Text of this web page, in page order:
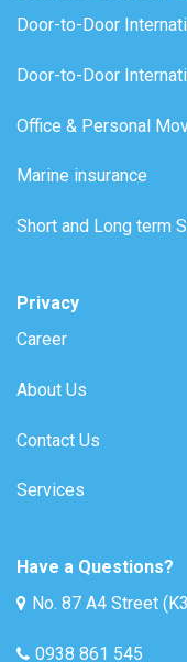
Door-to-Door
Door-to-Door
Office & Personal
Marine insurance
Short and Long term
Privacy
Career
About Us
Contact Us
Services
Have a Questions?
No. 87 A4 Street
0938 861 545